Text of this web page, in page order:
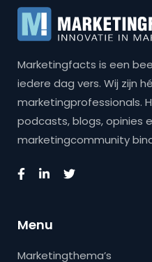
Marketingfacts is een
iedere dag vers. Wij zijn
marketingprofessionals.
podcasts, blogs, opinies
marketingcommunity
Menu
Marketingthema’s